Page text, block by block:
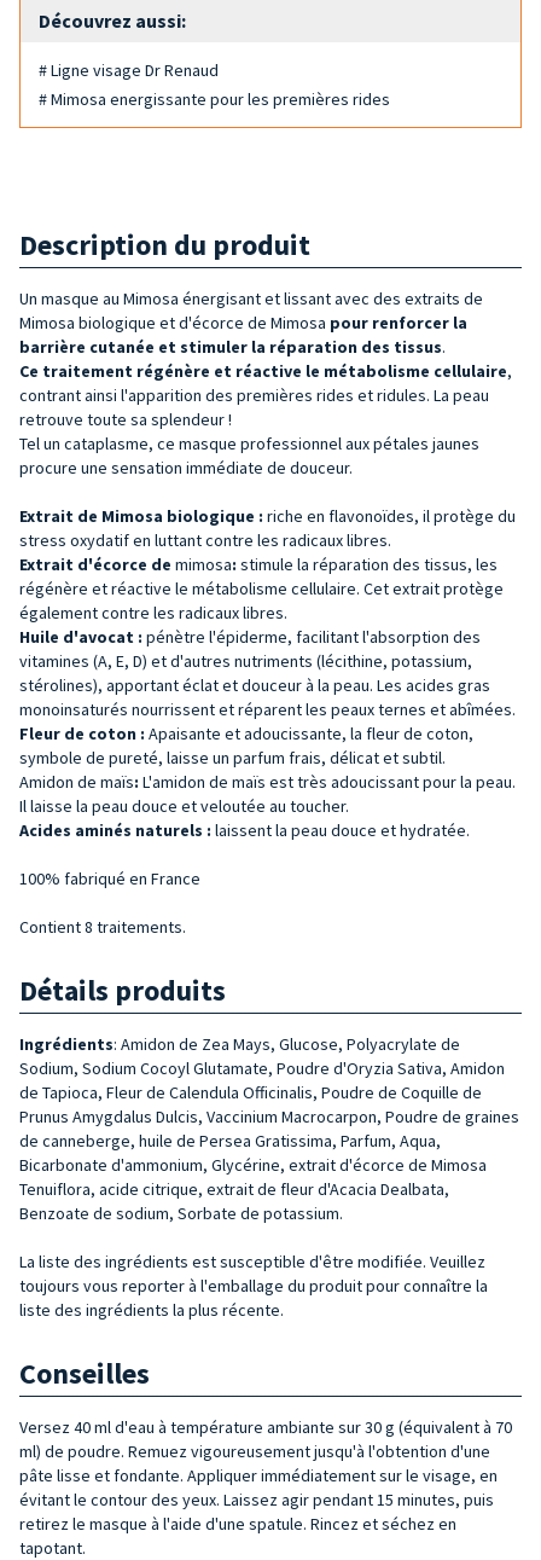
Découvrez aussi:
# Ligne visage Dr Renaud
# Mimosa energissante pour les premières rides
Description du produit
Un masque au Mimosa énergisant et lissant avec des extraits de
Mimosa biologique et d'écorce de Mimosa pour renforcer la
barrière cutanée et stimuler la réparation des tissus.
Ce traitement régénère et réactive le métabolisme cellulaire,
contrant ainsi l'apparition des premières rides et ridules. La peau
retrouve toute sa splendeur !
Tel un cataplasme, ce masque professionnel aux pétales jaunes
procure une sensation immédiate de douceur.
Extrait de Mimosa biologique : riche en flavonoïdes, il protège du
stress oxydatif en luttant contre les radicaux libres.
Extrait d'écorce de mimosa: stimule la réparation des tissus, les
régénère et réactive le métabolisme cellulaire. Cet extrait protège
également contre les radicaux libres.
Huile d'avocat : pénètre l'épiderme, facilitant l'absorption des
vitamines (A, E, D) et d'autres nutriments (lécithine, potassium,
stérolines), apportant éclat et douceur à la peau. Les acides gras
monoinsaturés nourrissent et réparent les peaux ternes et abîmées.
Fleur de coton : Apaisante et adoucissante, la fleur de coton,
symbole de pureté, laisse un parfum frais, délicat et subtil.
Amidon de maïs: L'amidon de maïs est très adoucissant pour la peau.
Il laisse la peau douce et veloutée au toucher.
Acides aminés naturels : laissent la peau douce et hydratée.
100% fabriqué en France
Contient 8 traitements.
Détails produits
Ingrédients: Amidon de Zea Mays, Glucose, Polyacrylate de
Sodium, Sodium Cocoyl Glutamate, Poudre d'Oryzia Sativa, Amidon
de Tapioca, Fleur de Calendula Officinalis, Poudre de Coquille de
Prunus Amygdalus Dulcis, Vaccinium Macrocarpon, Poudre de graines
de canneberge, huile de Persea Gratissima, Parfum, Aqua,
Bicarbonate d'ammonium, Glycérine, extrait d'écorce de Mimosa
Tenuiflora, acide citrique, extrait de fleur d'Acacia Dealbata,
Benzoate de sodium, Sorbate de potassium.
La liste des ingrédients est susceptible d'être modifiée. Veuillez
toujours vous reporter à l'emballage du produit pour connaître la
liste des ingrédients la plus récente.
Conseilles
Versez 40 ml d'eau à température ambiante sur 30 g (équivalent à 70
ml) de poudre. Remuez vigoureusement jusqu'à l'obtention d'une
pâte lisse et fondante. Appliquer immédiatement sur le visage, en
évitant le contour des yeux. Laissez agir pendant 15 minutes, puis
retirez le masque à l'aide d'une spatule. Rincez et séchez en
tapotant.